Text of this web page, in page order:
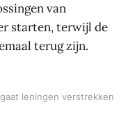
van
starten, terwijl de
terug zijn.
leningen verstrekken